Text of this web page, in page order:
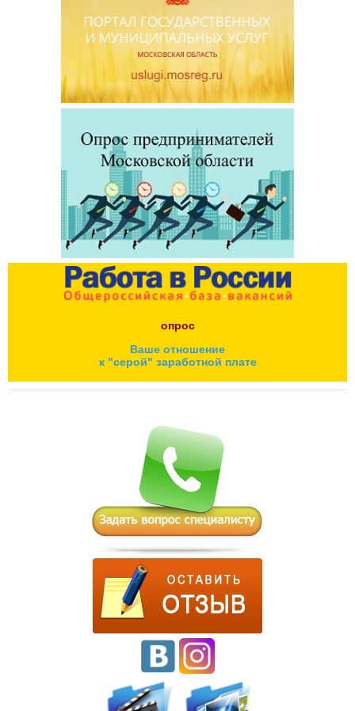
опрос
Ваше отношение
к "серой" заработной плате